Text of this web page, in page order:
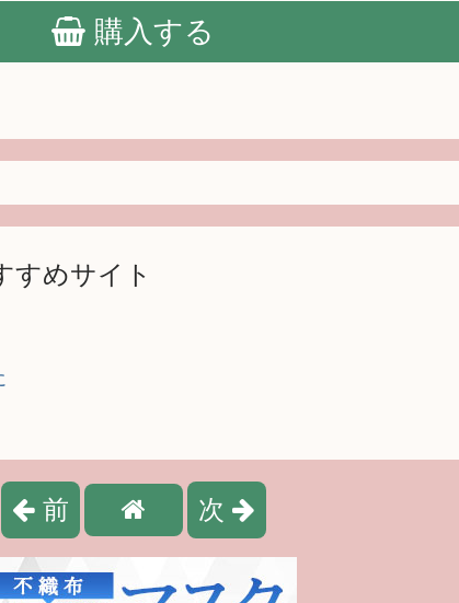
購入する
すめサイト
前 次